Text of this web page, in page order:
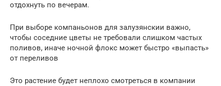
отдохнуть по вечерам.
При выборе компаньонов для залузянскии важно,
чтобы соседние цветы не требовали слишком частых
поливов, иначе ночной флокс может быстро «выпасть»
от переливов
Это растение будет неплохо смотреться в компании